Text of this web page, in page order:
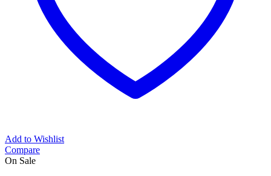
Add to Wishlist
Compare
On Sale